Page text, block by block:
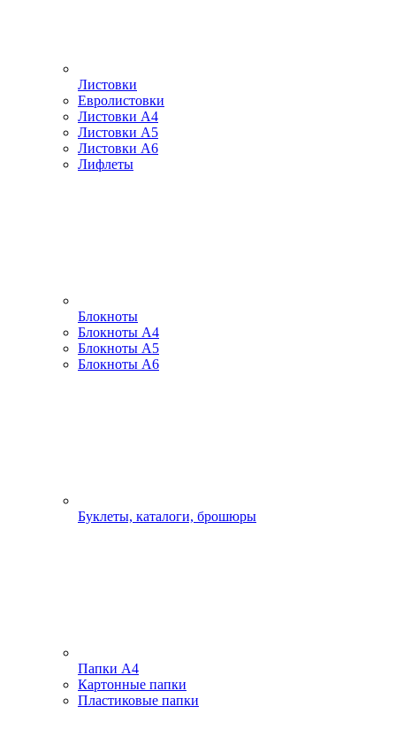
Листовки
Евролистовки
Листовки А4
Листовки А5
Листовки А6
Лифлеты
Блокноты
Блокноты А4
Блокноты А5
Блокноты А6
Буклеты, каталоги, брошюры
Папки А4
Картонные папки
Пластиковые папки